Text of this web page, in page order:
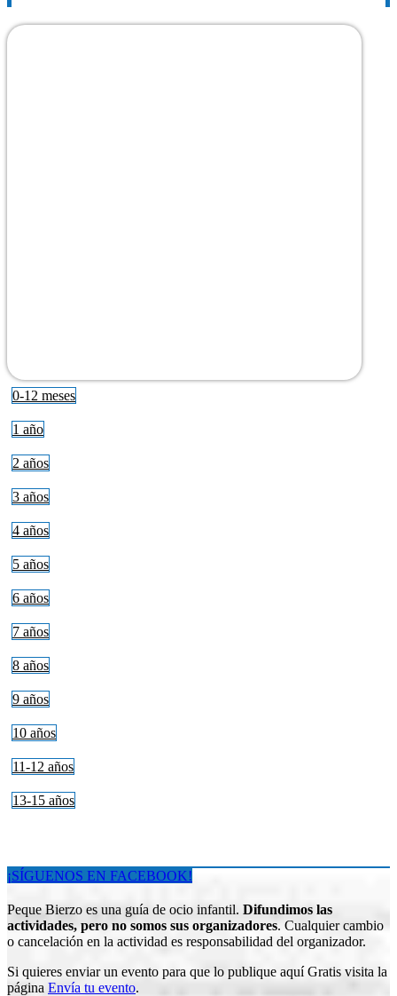
0-12 meses
1 año
2 años
3 años
4 años
5 años
6 años
7 años
8 años
9 años
10 años
11-12 años
13-15 años
¡SÍGUENOS EN FACEBOOK!
Peque Bierzo es una guía de ocio infantil. Difundimos las
actividades, pero no somos sus organizadores. Cualquier cambio
o cancelación en la actividad es responsabilidad del organizador.
Si quieres enviar un evento para que lo publique aquí Gratis visita la
página Envía tu evento.